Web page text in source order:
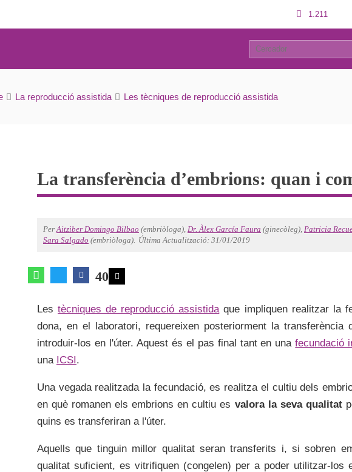
1.211
transferència d’embrions: quan i com es fa
40 0
La reproducció assistida Les tècniques de reproducció assistida
La transferència d’embrions: quan i
PerAitziber Domingo Bilbao (embriòloga), Dr. Àlex García Faura (ginecòleg), Patricia
Sara Salgado (embriòloga). Última Actualització: 31/01/2019
40
Lestècniques de reproducció assistidaque impliquen realitzar la
dona, en el laboratori, requereixen posteriorment la transferència
introduir-los en l'úter. Aquest és el pas final tant en unafecundació
una ICSI.
Una vegada realitzada la fecundació, es realitza el cultiu dels
en què romanen els embrions en cultiu es valora la seva qualitat
quins es transferiran a l'úter.
Aquells que tinguin millor qualitat seran transferits i, si sobren
qualitat suficient, es vitrifiquen (congelen) per a poder utilitzar-los